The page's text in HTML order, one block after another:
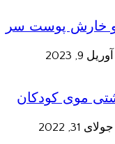
خارش پوست سر
آوریل 9, 2023
موی کودکان
جولای 31, 2022